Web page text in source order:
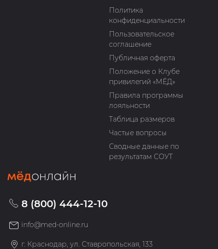
Политика
конфиденциальности
Пользовательское
соглашение
Публичная оферта
Положение о Клубе
привилегий «МЁД»
Правила программы
лояльности
Таблица размеров
Частые вопросы
Сводные данные по
результатам СОУТ
8 (800) 444-12-10
info@med-online.ru
г. Краснодар, ул. Ставропольская, 133